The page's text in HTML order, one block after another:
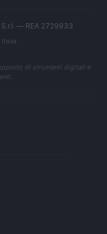
— REA 2729933
di strumenti digitali e